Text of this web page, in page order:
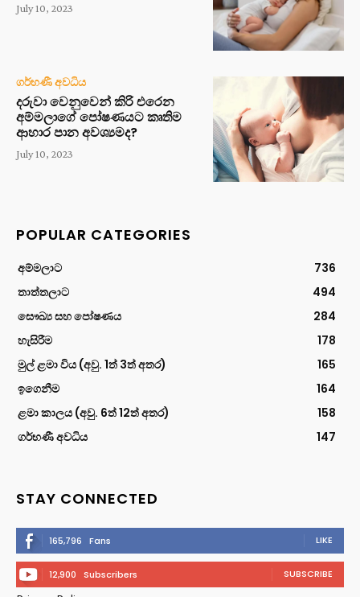
July 10, 2023
ගර්භණී අවධිය
දරුවා වෙනුවෙන් කිරි එරෙන
අම්මලාගේ පෝෂණයට කෘතිම
ආහාර පාන අවශ්‍යමද?
July 10, 2023
POPULAR CATEGORIES
අම්මලාට
736
තාත්තලාට
494
සෞඛ්‍ය සහ පෝෂණය
284
හැසිරීම
178
මුල් ළමා විය (අවු. 1ත් 3ත් අතර)
165
ඉගෙනීම
164
ළමා කාලය (අවු. 6ත් 12ත් අතර)
158
ගර්භණී අවධිය
147
STAY CONNECTED
165,796 Fans LIKE
12,900 Subscribers SUBSCRIBE